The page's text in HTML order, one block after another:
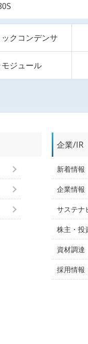
クコンデンサ
ジュール
企業/IR
新着情報
企業情報
サステナ
株主・投
資材調達
採用情報